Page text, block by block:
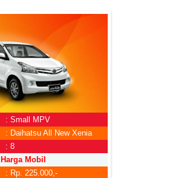
: Small MPV
: Daihatsu All New Xenia
: 8
Harga Mobil
: Rp. 225.000,-